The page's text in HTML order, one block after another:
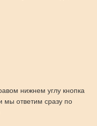
нижнем углу кнопка
мы ответим сразу по